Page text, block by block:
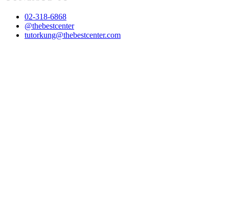
02-318-6868
@thebestcenter
tutorkung@thebestcenter.com